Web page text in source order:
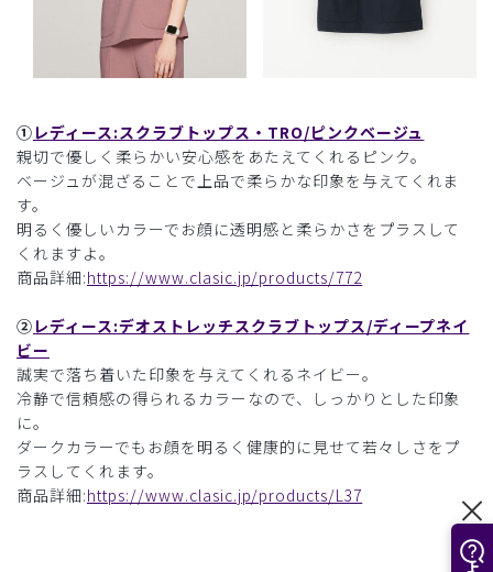
① レディース:スクラブトップス・TRO/ピンクベージュ
親切で優しく柔らかい安心感をあたえてくれるピンク。
ベージュが混ざることで上品で柔らかな印象を与えてくれま
す。
明るく優しいカラーでお顔に透明感と柔らかさをプラスして
くれますよ。
商品詳細:https://www.clasic.jp/products/772
② レディース:デオストレッチスクラブトップス/ディープネイ
ビー
誠実で落ち着いた印象を与えてくれるネイビー。
冷静で信頼感の得られるカラーなので、しっかりとした印象
に。
ダークカラーでもお顔を明るく健康的に見せて若々しさをプ
ラスしてくれます。
商品詳細:https://www.clasic.jp/products/L37